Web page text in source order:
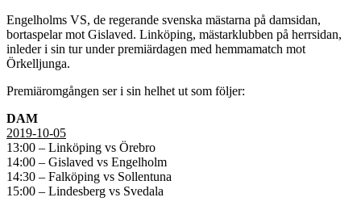
Engelholms VS, de regerande svenska mästarna på damsidan,
bortaspelar mot Gislaved. Linköping, mästarklubben på herrsidan,
inleder i sin tur under premiärdagen med hemmamatch mot
Örkelljunga.
Premiäromgången ser i sin helhet ut som följer:
DAM
2019-10-05
13:00 – Linköping vs Örebro
14:00 – Gislaved vs Engelholm
14:30 – Falköping vs Sollentuna
15:00 – Lindesberg vs Svedala